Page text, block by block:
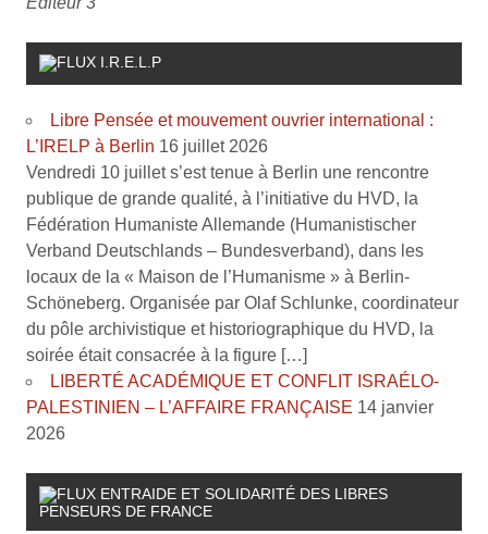
I.R.E.L.P
Libre Pensée et mouvement ouvrier international :
L’IRELP à Berlin 16 juillet 2026
Vendredi 10 juillet s’est tenue à Berlin une rencontre
publique de grande qualité, à l’initiative du HVD, la
Fédération Humaniste Allemande (Humanistischer
Verband Deutschlands – Bundesverband), dans les
locaux de la « Maison de l’Humanisme » à Berlin-
Schöneberg. Organisée par Olaf Schlunke, coordinateur
du pôle archivistique et historiographique du HVD, la
soirée était consacrée à la figure […]
LIBERTÉ ACADÉMIQUE ET CONFLIT ISRAÉLO-
PALESTINIEN – L’AFFAIRE FRANÇAISE 14 janvier
2026
ENTRAIDE ET SOLIDARITÉ DES LIBRES
PENSEURS DE FRANCE